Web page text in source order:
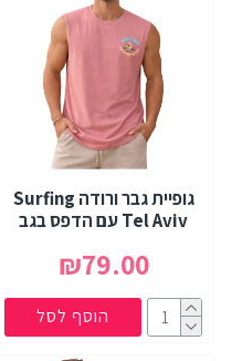
גופיית גבר ורודה Surfing
Tel Aviv עם הדפס בגב
₪79.00
הוסף לסל